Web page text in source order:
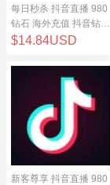
每日秒杀 抖音直播 980
钻石 海外充值 抖音钻石
（原抖币）98元
$14.84USD
新客尊享 抖音直播 980